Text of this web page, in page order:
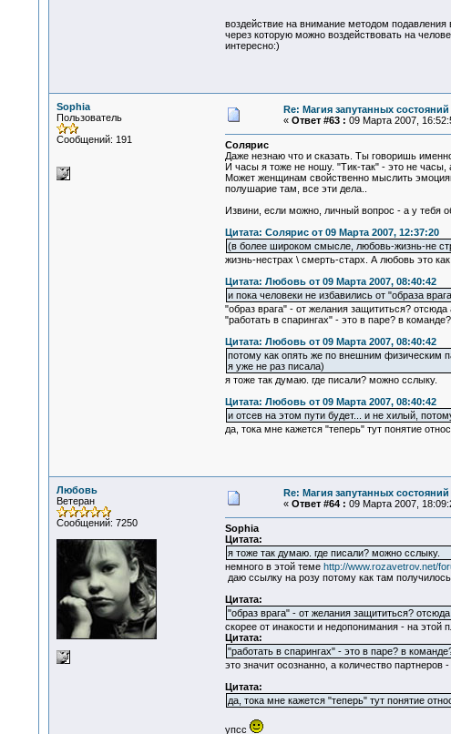
воздействие на внимание методом подавления
через которую можно воздействовать на
интересно:)
Sophia
Пользователь
Сообщений: 191
Re: Магия запутанных
« Ответ #63 : 09 Марта 2007,
Солярис
Даже незнаю что и сказать. Ты говоришь
И часы я тоже не ношу. "Тик-так" - это не часы,
Может женщинам свойственно мыслить
полушарие там, все эти дела..
Извини, если можно, личный вопрос - а у тебя
Цитата: Солярис от 09 Марта 2007, 12:37:20
(в более широком смысле, любовь-жизнь-не
жизнь-нестрах \ смерть-старх. А любовь это
Цитата: Любовь от 09 Марта 2007, 08:40:42
и пока человеки не избавились от "образа
"образ врага" - от желания защититься? отсюда
"работать в спарингах" - это в паре? в
Цитата: Любовь от 09 Марта 2007, 08:40:42
потому как опять же по внешним физическим
я уже не раз писала)
я тоже так думаю. где писали? можно сслыку.
Цитата: Любовь от 09 Марта 2007, 08:40:42
и отсев на этом пути будет... и не хилый,
да, тока мне кажется "теперь" тут понятие
Любовь
Ветеран
Сообщений: 7250
Re: Магия запутанных
« Ответ #64 : 09 Марта 2007,
Sophia
Цитата:
я тоже так думаю. где писали? можно сслыку.
немного в этой теме http://www.rozavetrov.net/
даю ссылку на розу потому как там
Цитата:
"образ врага" - от желания защититься?
скорее от инакости и недопонимания - на этой
Цитата:
"работать в спарингах" - это в паре? в
это значит осознанно, а количество
Цитата:
да, тока мне кажется "теперь" тут понятие
упсс